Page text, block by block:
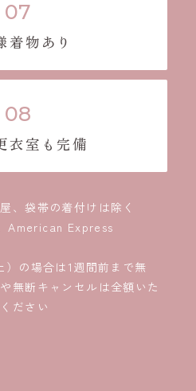
着物あり
衣室も完備
、袋帯の着付けは除く
American Express
）の場合は1週間前まで無
無断キャンセルは全額いた
ださい